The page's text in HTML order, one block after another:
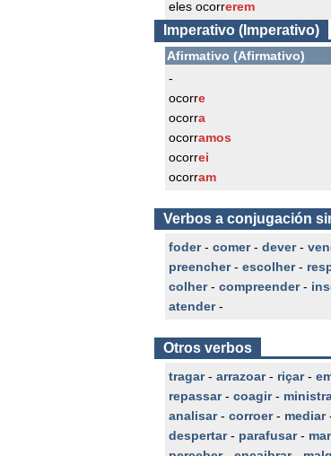
eles ocorrerem
Imperativo (Imperativo)
Afirmativo (Afirmativo)
-
ocorre
ocorra
ocorramos
ocorrei
ocorram
Verbos a conjugación
foder- comer- dever-
preencher- escolher-
colher- compreender-
atender-
Otros verbos
tragar- arrazoar- riçar-
repassar- coagir-
analisar- corroer- mediar
despertar- parafusar-